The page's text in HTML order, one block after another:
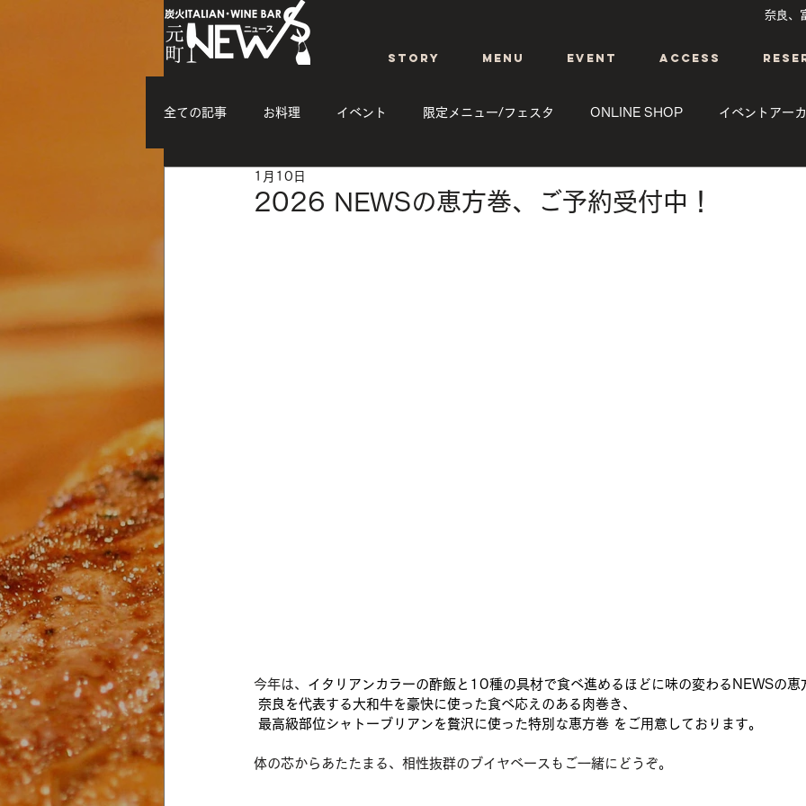
奈良、
STORY MENU EVENT ACCESS
全ての記事 お料理 イベント 限定メニュー/フェスタ ONLINE SHOP イベントアー
イベントアーカイブ/ダンス・ショー
2026 NEWSの恵方巻、ご予約受付中！
1月10日
今年は、 イタリアンカラーの酢飯と10種の具材で食べ進めるほどに味の変わるNEWSの恵
奈良を代表する大和牛を豪快に使った食べ応えのある肉巻き、
最高級部位シャトーブリアンを贅沢に使った特別な恵方巻 をご用意しております。
体の芯からあたたまる、相性抜群のブイヤベースもご一緒にどうぞ。